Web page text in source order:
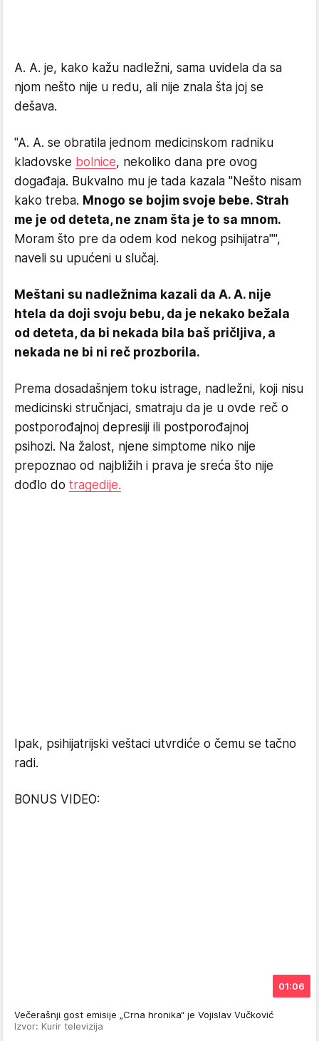
A. A. je, kako kažu nadležni, sama uvidela da sa
njom nešto nije u redu, ali nije znala šta joj se
dešava.
"A. A. se obratila jednom medicinskom radniku
kladovske bolnice, nekoliko dana pre ovog
događaja. Bukvalno mu je tada kazala ''Nešto nisam
kako treba. Mnogo se bojim svoje bebe. Strah
me je od deteta, ne znam šta je to sa mnom.
Moram što pre da odem kod nekog psihijatra''",
naveli su upućeni u slučaj.
Meštani su nadležnima kazali da A. A. nije
htela da doji svoju bebu, da je nekako bežala
od deteta, da bi nekada bila baš pričljiva, a
nekada ne bi ni reč prozborila.
Prema dosadašnjem toku istrage, nadležni, koji nisu
medicinski stručnjaci, smatraju da je u ovde reč o
postporođajnoj depresiji ili postporođajnoj
psihozi. Na žalost, njene simptome niko nije
prepoznao od najbližih i prava je sreća što nije
dođlo do tragedije.
Ipak, psihijatrijski veštaci utvrdiće o čemu se tačno
radi.
BONUS VIDEO:
01:06
Večerašnji gost emisije „Crna hronika“ je Vojislav Vučković
Izvor: Kurir televizija